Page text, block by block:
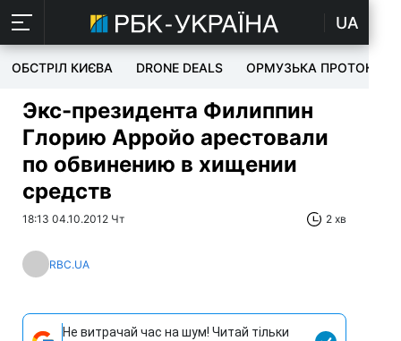
UA
ОБСТРІЛ КИЄВА DRONE DEALS ОРМУЗЬКА ПРОТОКА
Экс-президента Филиппин
Глорию Арройо арестовали
по обвинению в хищении
средств
18:13 04.10.2012 Чт 2 хв
RBC.UA
Не витрачай час на шум! Читай тільки